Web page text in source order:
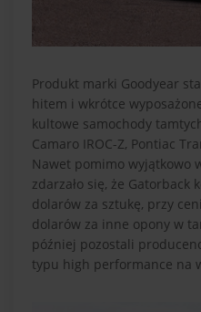
Produkt marki Goodyear
hitem i wkrótce
kultowe samochody
Camaro IROC-Z, Pontiac
Nawet pomimo wyjątkowo
zdarzało się, że Gatorback
dolarów za sztukę, przy
dolarów za inne opony w
później pozostali
typu high performance na